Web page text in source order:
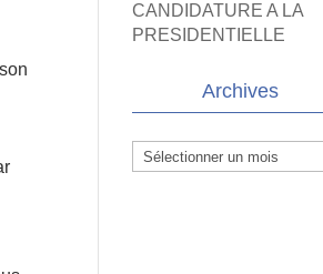
CANDIDATURE A LA
PRESIDENTIELLE
Archives
Archives